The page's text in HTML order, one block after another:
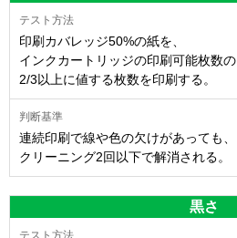
印刷カバレッジ50%の紙を、
インクカートリッジの印刷可能枚数の
2/3以上に値する枚数を印刷する。
連続印刷で線や色の欠けがあっても、
クリーニング2回以下で解消される。
黒さ